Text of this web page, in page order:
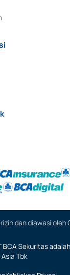
dan diawasi oleh
Sekuritas
Tbk